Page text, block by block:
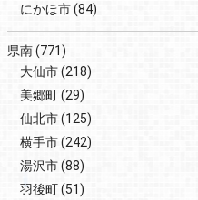
にかほ市(84)
県南(771)
大仙市(218)
美郷町(29)
仙北市(125)
横手市(242)
湯沢市(88)
羽後町(51)